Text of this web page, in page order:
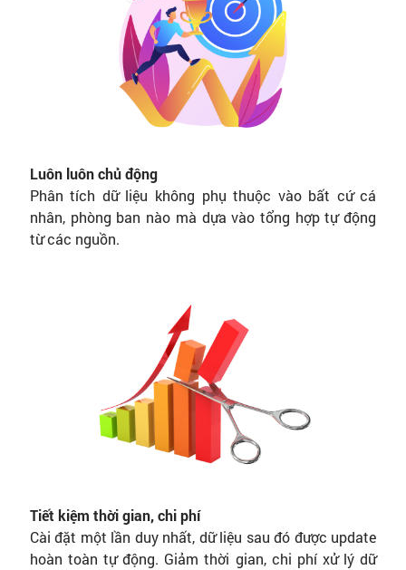
Luôn luôn chủ động
Phân tích dữ liệu không phụ thuộc vào bất cứ cá
nhân, phòng ban nào mà dựa vào tổng hợp tự động
từ các nguồn.
Tiết kiệm thời gian, chi phí
Cài đặt một lần duy nhất, dữ liệu sau đó được update
hoàn toàn tự động. Giảm thời gian, chi phí xử lý dữ